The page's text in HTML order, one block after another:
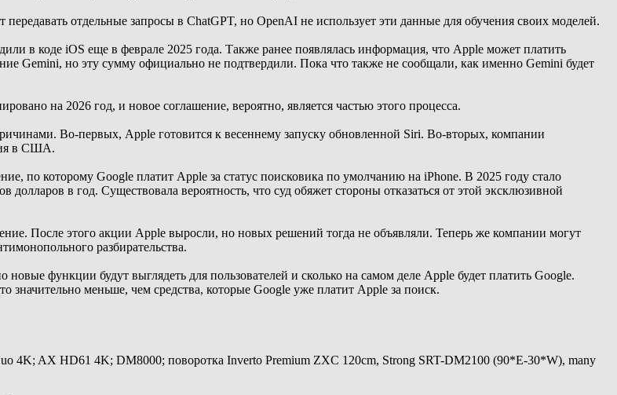
отдельные запросы в ChatGPT, но OpenAI не использует эти данные для обучения своих моделей.
в коде iOS еще в феврале 2025 года. Также ранее появлялась информация, что Apple может платить
Gemini, но эту сумму официально не подтвердили. Пока что также не сообщали, как именно Gemini будет
на 2026 год, и новое соглашение, вероятно, является частью этого процесса.
Во-первых, Apple готовится к весеннему запуску обновленной Siri. Во-вторых, компании
в США.
по которому Google платит Apple за статус поисковика по умолчанию на iPhone. В 2025 году стало
долларов в год. Существовала вероятность, что суд обяжет стороны отказаться от этой эксклюзивной
После этого акции Apple выросли, но новых решений тогда не объявляли. Теперь же компании могут
разбирательства.
функции будут выглядеть для пользователей и сколько на самом деле Apple будет платить Google.
значительно меньше, чем средства, которые Google уже платит Apple за поиск.
4K; AX HD61 4K; DM8000; поворотка Inverto Premium ZXC 120cm, Strong SRT-DM2100 (90*E-30*W), many